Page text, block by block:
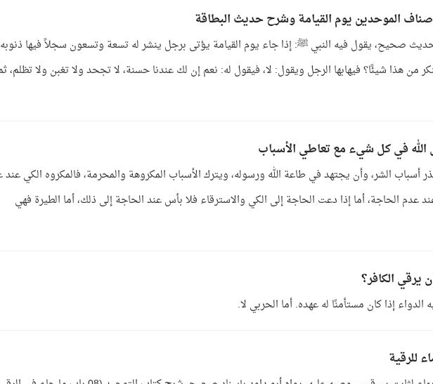
الموحدين يوم القيامة وشرح حديث البطاقة
صحيح، يقول فيه النبي ﷺ: إذا جاء يوم القيامة يؤتى برجل ينشر له تسعة وتسعون سجلاً فيها ذنوبه
من هذا شيئًا؟ فيهابها الرجل ويقول: لا، فيقول له: نعم إن لك عندنا حسنة، لا تجحد ولا تغبن ولا تظلم،
الله في كل شيء مع تعاطي الأسباب
أسباب الشر، وأن يجتهد في طاعة الله ورسوله، ويترك الأسباب المكروهة والمحرمة، فالمكروه الكي
عدم الحاجة، أما إذا دعت الحاجة إلى الكي والاسترقاء فلا بأس عند الحاجة إلى ذلك، أما الطيرة فهي
يرقي الكافر؟
إذا كان مستأمنًا له عهده. أما الحربي لا.
للرقية